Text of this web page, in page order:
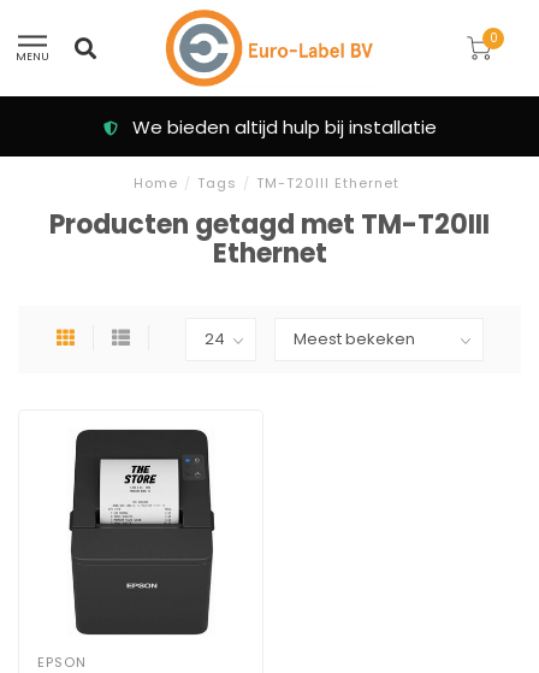
MENU
0
We bieden altijd hulp bij installatie
Home / Tags / TM-T20III Ethernet
Producten getagd met TM-T20III
Ethernet
EPSON